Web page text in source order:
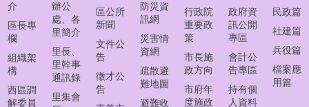
政
策
與
成
果
政
介
區長專
欄
組織架
構
西區調
解委員
辦公
處、各
里簡介
里長、
里幹事
通訊錄
里集會
區公所
新聞
文件公
告
徵才公
告
防災資
訊網
災害情
資網
疏散避
難地圖
避難收
行政院
重要政
策
市長施
政方向
市府年
度施政
政府資
訊公開
專區
會計公
告專區
持有個
人資料
民政篇
社建篇
兵役篇
檔案應
用篇